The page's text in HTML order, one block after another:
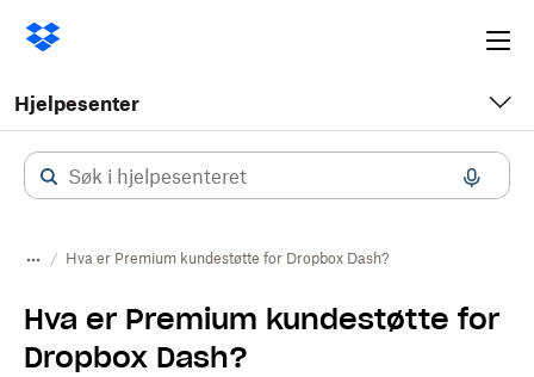
Hjelpesenter
Hva er Premium kundestøtte for Dropbox Dash?
Hva er Premium kundestøtte for
Dropbox Dash?